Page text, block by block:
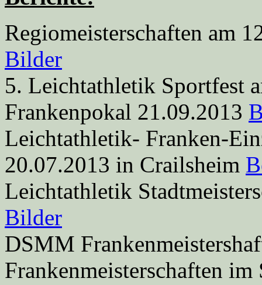
Regiomeisterschaften am
Bilder
5. Leichtathletik Sportfest
Frankenpokal 21.09.2013
Leichtathletik- Franken-
20.07.2013 in Crailsheim
Leichtathletik
Bilder
DSMM
Frankenmeisterschaften